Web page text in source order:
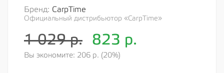
Бренд: CarpTime
Официальный дистрибьютор «CarpTime»
1 029 р. 823 р.
Вы экономите: 206 р. (20%)